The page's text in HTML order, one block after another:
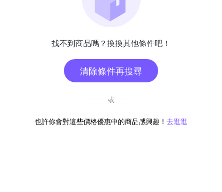
找不到商品嗎？換換其他條件吧！
清除條件再搜尋
或
也許你會對這些價格優惠中的商品感興趣！ 去逛逛